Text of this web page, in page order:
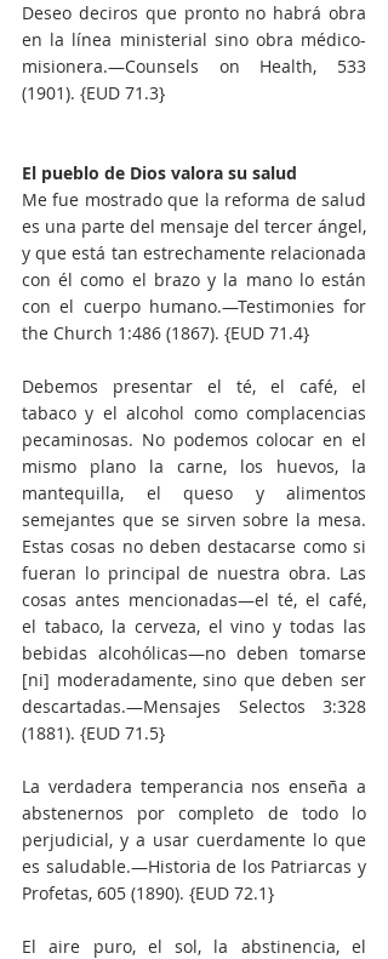
Deseo deciros que pronto no habrá obra
en la línea ministerial sino obra médico-
misionera.—Counsels on Health, 533
(1901). {EUD 71.3}
El pueblo de Dios valora su salud
Me fue mostrado que la reforma de salud
es una parte del mensaje del tercer ángel,
y que está tan estrechamente relacionada
con él como el brazo y la mano lo están
con el cuerpo humano.—Testimonies for
the Church 1:486 (1867). {EUD 71.4}
Debemos presentar el té, el café, el
tabaco y el alcohol como complacencias
pecaminosas. No podemos colocar en el
mismo plano la carne, los huevos, la
mantequilla, el queso y alimentos
semejantes que se sirven sobre la mesa.
Estas cosas no deben destacarse como si
fueran lo principal de nuestra obra. Las
cosas antes mencionadas—el té, el café,
el tabaco, la cerveza, el vino y todas las
bebidas alcohólicas—no deben tomarse
[ni] moderadamente, sino que deben ser
descartadas.—Mensajes Selectos 3:328
(1881). {EUD 71.5}
La verdadera temperancia nos enseña a
abstenernos por completo de todo lo
perjudicial, y a usar cuerdamente lo que
es saludable.—Historia de los Patriarcas y
Profetas, 605 (1890). {EUD 72.1}
El aire puro, el sol, la abstinencia, el